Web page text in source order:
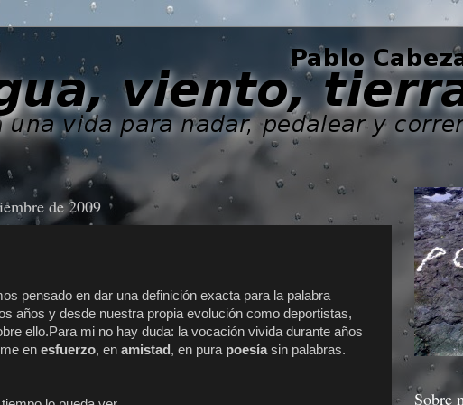
de 2009
pensado en dar una definición exacta para la palabra
años y desde nuestra propia evolución como deportistas,
ello.Para mi no hay duda: la vocación vivida durante años
en esfuerzo, en amistad , en pura poesíasin palabras.
Sobre